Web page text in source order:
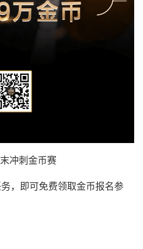
冲刺金币赛
，即可免费领取金币报名参